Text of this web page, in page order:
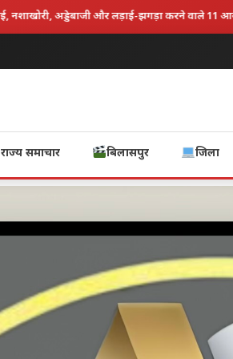
बेमेतरा पुलिस की अवैध गतिविधियों पर बड़ी चोट: SP
राज्य समाचार बिलासपुर जिला